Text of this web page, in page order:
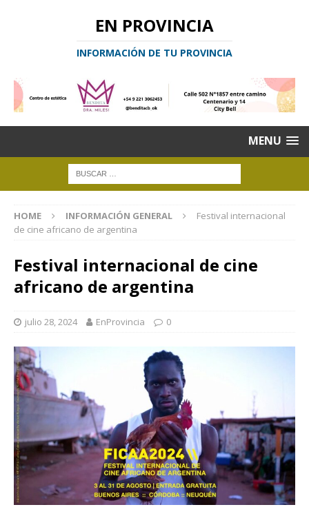
EN PROVINCIA
INFORMACIÓN DE TU PROVINCIA
MENU
HOME INFORMACIÓN GENERAL
Festival internacional
de cine africano de argentina
Festival internacional de cine
africano de argentina
julio 28, 2024 EnProvincia 0